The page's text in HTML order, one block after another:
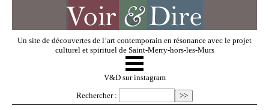
Un site de découvertes de l’art contemporain en résonance avec le projet
culturel et spirituel de Saint-Merry-hors-les-Murs
V & D
☰
V&D sur instagram
Rechercher :